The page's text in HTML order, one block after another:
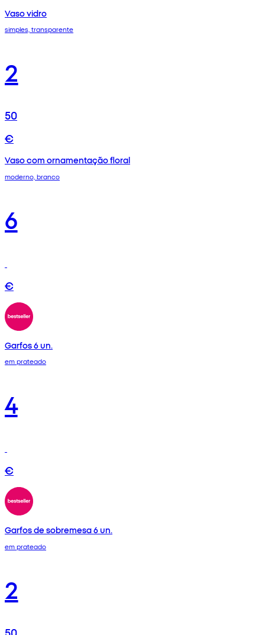
Vaso vidro
simples, transparente
2
50
€
Vaso com ornamentação floral
moderno, branco
6
€
Garfos 6 un.
em prateado
4
€
Garfos de sobremesa 6 un.
em prateado
2
50